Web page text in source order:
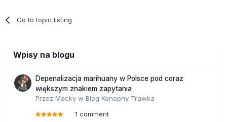
Go to topic listing
Wpisy na blogu
Depenalizacja marihuany w Polsce pod coraz
większym znakiem zapytania
Przez Macky w Blog Konopny Trawka
1 comment